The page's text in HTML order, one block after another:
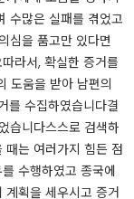
수많은 실패를 겪었고
심을 품고만 있다면
라서, 확실한 증거를
도움을 받아 남편의
를 수집하였습니다결
습니다스스로 검색하
때는 여러가지 힘든 점
수행하였고 종국에
계획을 세우시고 증거